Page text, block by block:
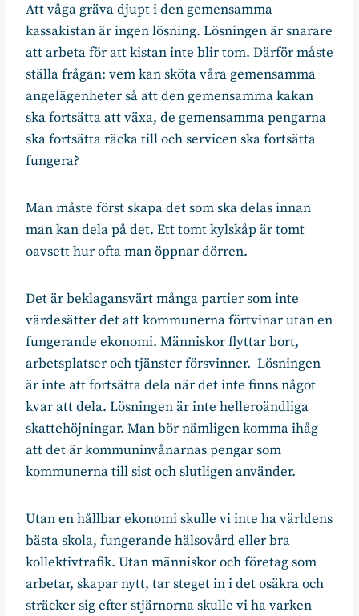
Att våga gräva djupt i den gemensamma
kassakistan är ingen lösning. Lösningen är snarare
att arbeta för att kistan inte blir tom. Därför måste
ställa frågan: vem kan sköta våra gemensamma
angelägenheter så att den gemensamma kakan
ska fortsätta att växa, de gemensamma pengarna
ska fortsätta räcka till och servicen ska fortsätta
fungera?
Man måste först skapa det som ska delas innan
man kan dela på det. Ett tomt kylskåp är tomt
oavsett hur ofta man öppnar dörren.
Det är beklagansvärt många partier som inte
värdesätter det att kommunerna förtvinar utan en
fungerande ekonomi. Människor flyttar bort,
arbetsplatser och tjänster försvinner. Lösningen
är inte att fortsätta dela när det inte finns något
kvar att dela. Lösningen är inte helleroändliga
skattehöjningar. Man bör nämligen komma ihåg
att det är kommuninvånarnas pengar som
kommunerna till sist och slutligen använder.
Utan en hållbar ekonomi skulle vi inte ha världens
bästa skola, fungerande hälsovård eller bra
kollektivtrafik. Utan människor och företag som
arbetar, skapar nytt, tar steget in i det osäkra och
sträcker sig efter stjärnorna skulle vi ha varken